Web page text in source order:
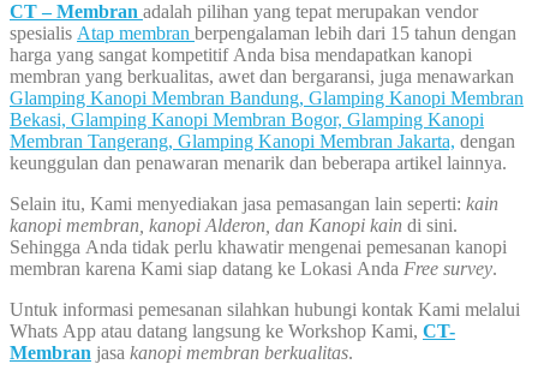
CT – Membran adalah pilihan yang tepat merupakan vendor
spesialis Atap membran berpengalaman lebih dari 15 tahun dengan
harga yang sangat kompetitif Anda bisa mendapatkan kanopi
membran yang berkualitas, awet dan bergaransi, juga menawarkan
Glamping Kanopi Membran Bandung, Glamping Kanopi Membran
Bekasi, Glamping Kanopi Membran Bogor, Glamping Kanopi
Membran Tangerang, Glamping Kanopi Membran Jakarta, dengan
keunggulan dan penawaran menarik dan beberapa artikel lainnya.
Selain itu, Kami menyediakan jasa pemasangan lain seperti: kain
kanopi membran, kanopi Alderon, dan Kanopi kain di sini.
Sehingga Anda tidak perlu khawatir mengenai pemesanan kanopi
membran karena Kami siap datang ke Lokasi Anda Free survey.
Untuk informasi pemesanan silahkan hubungi kontak Kami melalui
Whats App atau datang langsung ke Workshop Kami, CT-
Membran jasa kanopi membran berkualitas.